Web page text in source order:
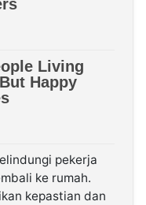
pekerja
ke rumah.
kepastian dan